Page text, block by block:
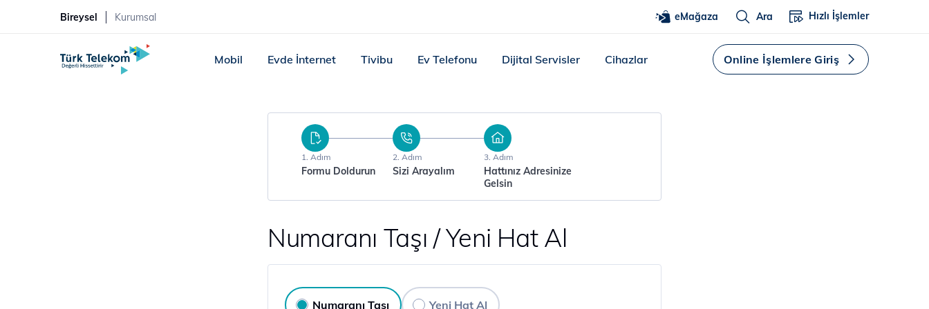
Bireysel Kurumsal eMağaza Ara Hızlı İşlemler
Mobil Evde İnternet Tivibu Ev Telefonu Dijital Servisler Cihazlar Online İşlemlere Giriş
1. Adım
Formu Doldurun
2. Adım
Sizi Arayalım
3. Adım
Hattınız Adresinize
Gelsin
Numaranı Taşı / Yeni Hat Al
Numaranı Taşı Yeni Hat Al